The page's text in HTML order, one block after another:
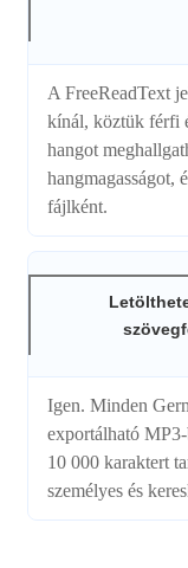
A FreeReadText
kínál, köztük férfi
hangot
hangmagasságot,
fájlként.
Igen. Minden
exportálható
10 000 karaktert
személyes és